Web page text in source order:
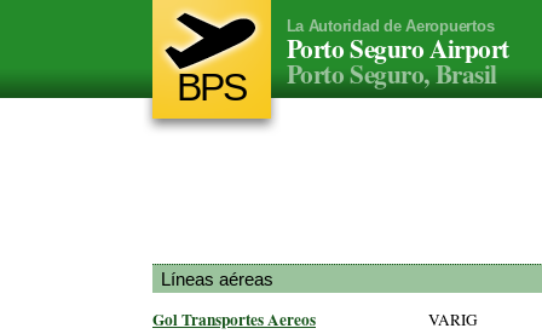
BPS
La Autoridad de Aeropuertos
Porto Seguro Airport
Porto Seguro, Brasil
Líneas aéreas
Gol Transportes Aereos VARIG